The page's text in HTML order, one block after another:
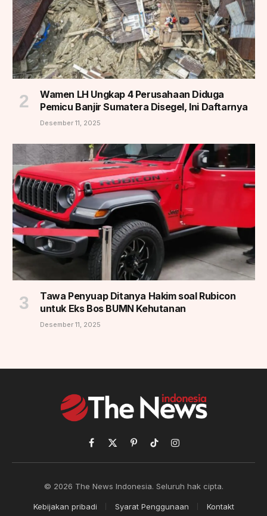
Wamen LH Ungkap 4 Perusahaan Diduga
Pemicu Banjir Sumatera Disegel, Ini Daftarnya
Desember 11, 2025
Tawa Penyuap Ditanya Hakim soal Rubicon
untuk Eks Bos BUMN Kehutanan
Desember 11, 2025
Facebook
X
(Twitter)
PinterestTikTokInstagram
© 2026 The News Indonesia. Seluruh hak cipta.
Kebijakan pribadi Syarat Penggunaan Kontakt